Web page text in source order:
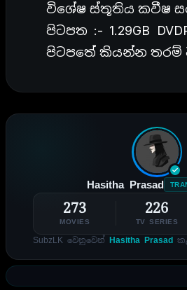
විශේෂ ස්තූතිය කවීෂ
පිටපත :- 1.29GB
පිටපතේ කියන්න තරම්
Hasitha Prasad
273
MOVIES
226
TV SERIES
SubzLK වෙනුවෙන් Hasitha Prasad